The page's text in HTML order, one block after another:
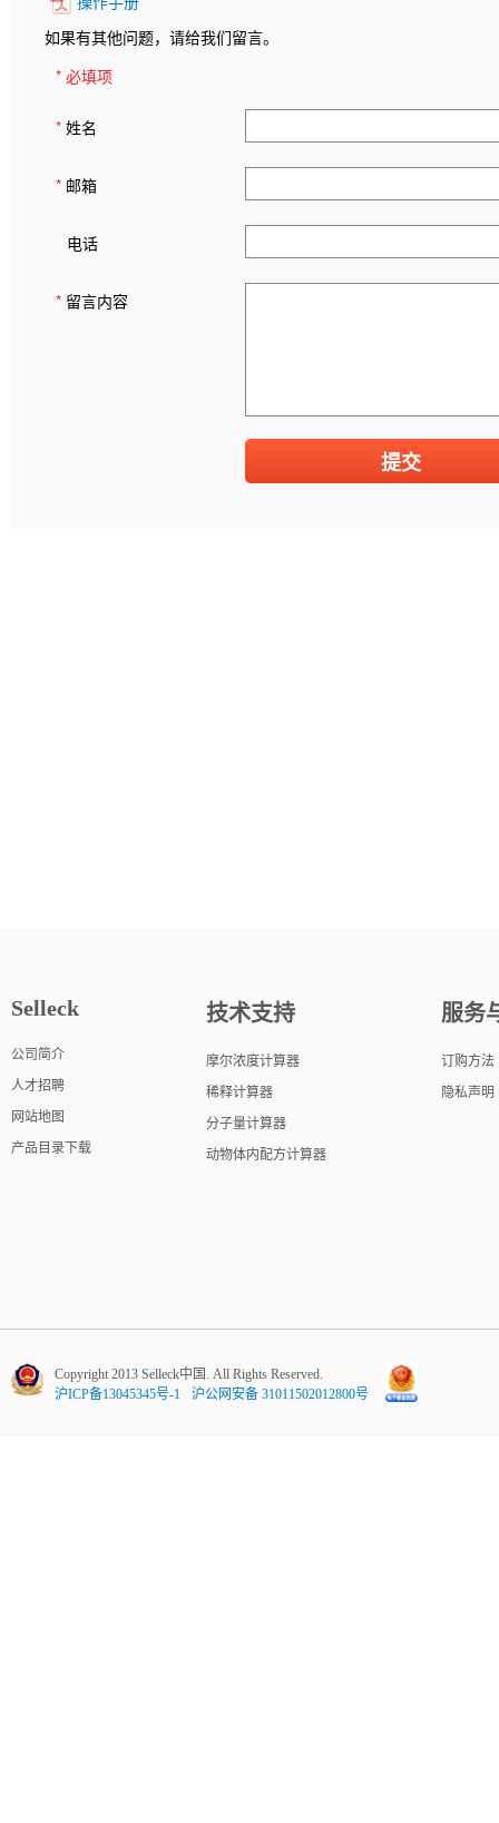
如果有其他问题，请给我们留言。
* 必填项
* 姓名
* 邮箱
电话
* 留言内容
Selleck
公司简介
人才招聘
网站地图
产品目录下载
技术支持
摩尔浓度计算器
稀释计算器
分子量计算器
动物体内配方计算器
服务
订购方法
隐私声明
Copyright 2013 Selleck中国. All Rights Reserved.
沪ICP备13045345号-1
沪公网安备 31011502012800号